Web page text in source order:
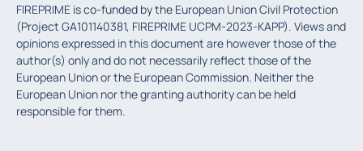
FIREPRIME is co-funded by the European Union Civil Protection
(Project GA101140381, FIREPRIME UCPM-2023-KAPP). Views and
opinions expressed in this document are however those of the
author(s) only and do not necessarily reflect those of the
European Union or the European Commission. Neither the
European Union nor the granting authority can be held
responsible for them.